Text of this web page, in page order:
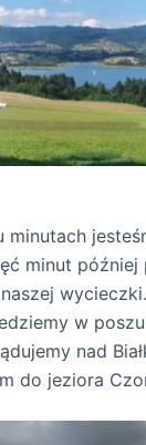
minutach
minut
w
nad
do jeziora